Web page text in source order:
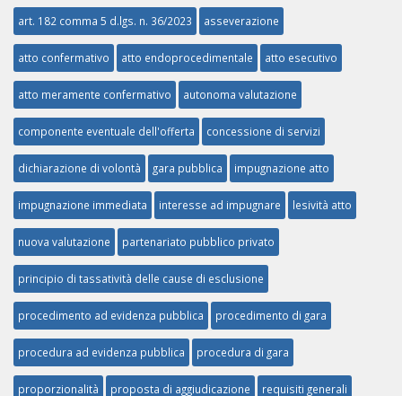
art. 182 comma 5 d.lgs. n. 36/2023 asseverazione
atto confermativo atto endoprocedimentale atto esecutivo
atto meramente confermativo autonoma valutazione
componente eventuale dell'offerta concessione di servizi
dichiarazione di volontà gara pubblica impugnazione atto
impugnazione immediata interesse ad impugnare lesività atto
nuova valutazione partenariato pubblico privato
principio di tassatività delle cause di esclusione
procedimento ad evidenza pubblica procedimento di gara
procedura ad evidenza pubblica procedura di gara
proporzionalità proposta di aggiudicazione requisiti generali